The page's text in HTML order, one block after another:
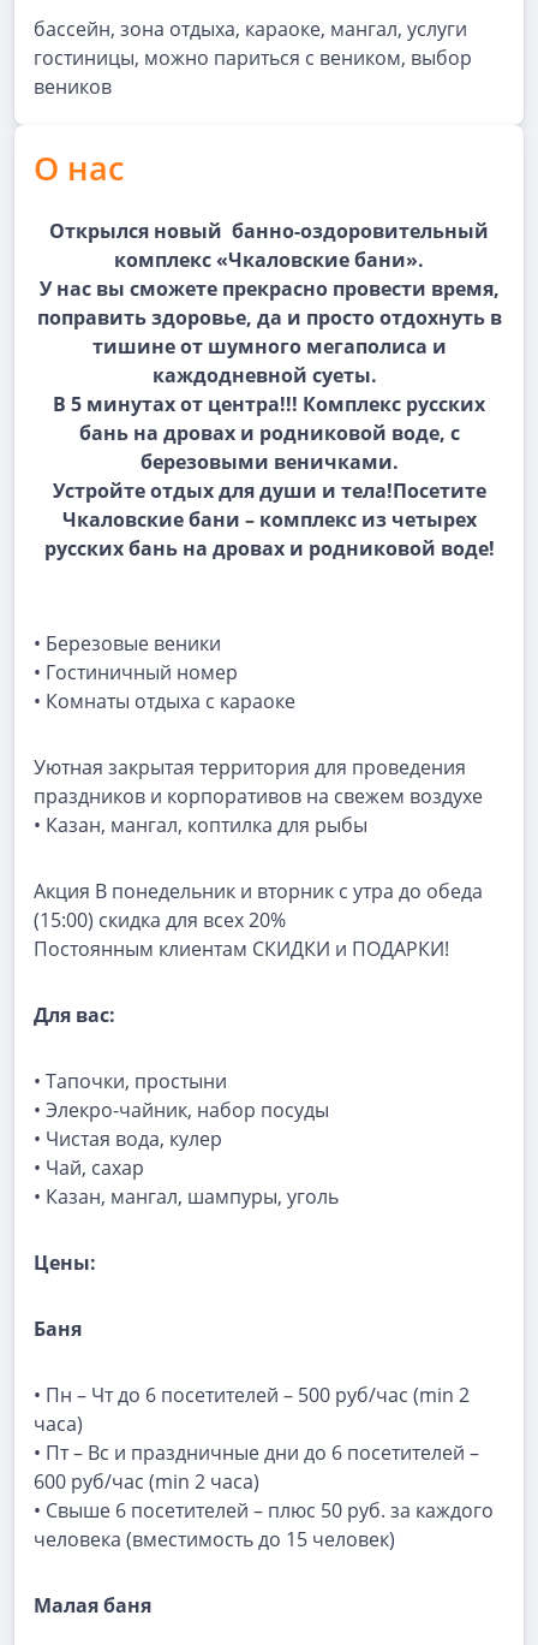
бассейн, зона отдыха, караоке, мангал, услуги
гостиницы, можно париться с веником, выбор
веников
О нас
Открылся новый банно-оздоровительный
комплекс «Чкаловские бани».
У нас вы сможете прекрасно провести время,
поправить здоровье, да и просто отдохнуть в
тишине от шумного мегаполиса и
каждодневной суеты.
В 5 минутах от центра!!! Комплекс русских
бань на дровах и родниковой воде, с
березовыми веничками.
Устройте отдых для души и тела!Посетите
Чкаловские бани – комплекс из четырех
русских бань на дровах и родниковой воде!
• Березовые веники
• Гостиничный номер
• Комнаты отдыха с караоке
Уютная закрытая территория для проведения
праздников и корпоративов на свежем воздухе
• Казан, мангал, коптилка для рыбы
Акция В понедельник и вторник с утра до обеда
(15:00) скидка для всех 20%
Постоянным клиентам СКИДКИ и ПОДАРКИ!
Для вас:
• Тапочки, простыни
• Элекро-чайник, набор посуды
• Чистая вода, кулер
• Чай, сахар
• Казан, мангал, шампуры, уголь
Цены:
Баня
• Пн – Чт до 6 посетителей – 500 руб/час (min 2
часа)
• Пт – Вс и праздничные дни до 6 посетителей –
600 руб/час (min 2 часа)
• Свыше 6 посетителей – плюс 50 руб. за каждого
человека (вместимость до 15 человек)
Малая баня